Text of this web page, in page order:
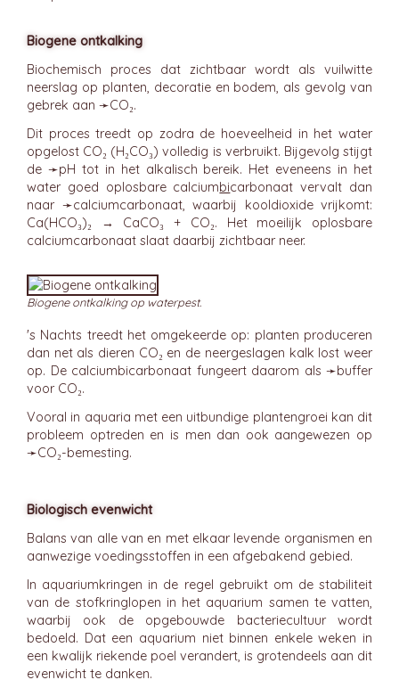
Biogene ontkalking
Biochemisch proces dat zichtbaar wordt als vuilwitte
neerslag op planten, decoratie en bodem, als gevolg van
gebrek aan ➛CO₂.
Dit proces treedt op zodra de hoeveelheid in het water
opgelost CO₂ (H₂CO₃) volledig is verbruikt. Bijgevolg stijgt
de ➛pH tot in het alkalisch bereik. Het eveneens in het
water goed oplosbare calciumbicarbonaat vervalt dan
naar ➛calciumcarbonaat, waarbij kooldioxide vrijkomt:
Ca(HCO₃)₂ → CaCO₃ + CO₂. Het moeilijk oplosbare
calciumcarbonaat slaat daarbij zichtbaar neer.
Biogene ontkalking op waterpest.
's Nachts treedt het omgekeerde op: planten produceren
dan net als dieren CO₂ en de neergeslagen kalk lost weer
op. De calciumbicarbonaat fungeert daarom als ➛buffer
voor CO₂.
Vooral in aquaria met een uitbundige plantengroei kan dit
probleem optreden en is men dan ook aangewezen op
➛CO₂-bemesting.
Biologisch evenwicht
Balans van alle van en met elkaar levende organismen en
aanwezige voedingsstoffen in een afgebakend gebied.
In aquariumkringen in de regel gebruikt om de stabiliteit
van de stofkringlopen in het aquarium samen te vatten,
waarbij ook de opgebouwde bacteriecultuur wordt
bedoeld. Dat een aquarium niet binnen enkele weken in
een kwalijk riekende poel verandert, is grotendeels aan dit
evenwicht te danken.